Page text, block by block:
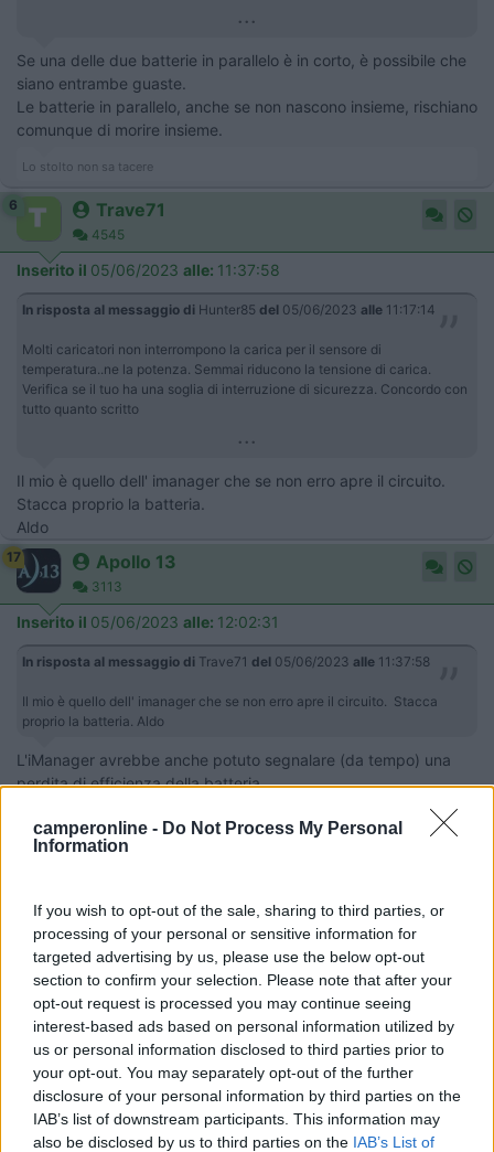
camperonline - Do Not Process My Personal
Information
If you wish to opt-out of the sale, sharing to third parties, or
processing of your personal or sensitive information for
targeted advertising by us, please use the below opt-out
section to confirm your selection. Please note that after your
opt-out request is processed you may continue seeing
interest-based ads based on personal information utilized by
us or personal information disclosed to third parties prior to
your opt-out. You may separately opt-out of the further
disclosure of your personal information by third parties on the
IAB’s list of downstream participants. This information may
also be disclosed by us to third parties on the IAB’s List of
...
Se una delle due batterie in parallelo è in corto, è possibile che
siano entrambe guaste.
Le batterie in parallelo, anche se non nascono insieme, rischiano
comunque di morire insieme.
Lo stolto non sa tacere
6 Trave71
4545
Inserito il 05/06/2023 alle: 11:37:58
In risposta al messaggio di Hunter85 del 05/06/2023 alle 11:17:14
Molti caricatori non interrompono la carica per il sensore di
temperatura..ne la potenza. Semmai riducono la tensione di carica.
Verifica se il tuo ha una soglia di interruzione di sicurezza. Concordo con
tutto quanto scritto
...
Il mio è quello dell' imanager che se non erro apre il circuito.
Stacca proprio la batteria.
Aldo
17 Apollo 13
3113
Inserito il 05/06/2023 alle: 12:02:31
In risposta al messaggio di Trave71 del 05/06/2023 alle 11:37:58
Il mio è quello dell' imanager che se non erro apre il circuito. Stacca
proprio la batteria. Aldo
L'iManager avrebbe anche potuto segnalare (da tempo) una
perdita di efficienza della batteria.
Ti risulta?
Il poeta nos...
290
Inserito il 05/06/2023 alle: 12:09:00
grazie delle informazioni ,, il camper e' attaccato alla 220 con
un programmatore di circa 5 ore per 3 volte alla settimana.
e' un carthago del 2015 con caricabatteria cbe nero. laq prima
batteria e' ancora in buono stato non si e' scaldata come l altra
e funziona, ovvio che le cambiero' tutte e due per non avere
problemi e visto la loro eta'.
mi consigliate al gel o normali? grazie ciao